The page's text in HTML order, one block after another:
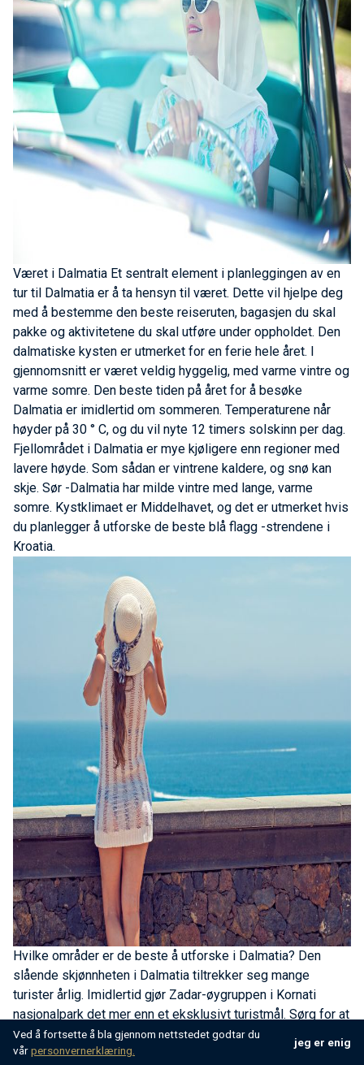
Været i Dalmatia Et sentralt element i planleggingen av en
tur til Dalmatia er å ta hensyn til været. Dette vil hjelpe deg
med å bestemme den beste reiseruten, bagasjen du skal
pakke og aktivitetene du skal utføre under oppholdet. Den
dalmatiske kysten er utmerket for en ferie hele året. I
gjennomsnitt er været veldig hyggelig, med varme vintre og
varme somre. Den beste tiden på året for å besøke
Dalmatia er imidlertid om sommeren. Temperaturene når
høyder på 30 ° C, og du vil nyte 12 timers solskinn per dag.
Fjellområdet i Dalmatia er mye kjøligere enn regioner med
lavere høyde. Som sådan er vintrene kaldere, og snø kan
skje. Sør -Dalmatia har milde vintre med lange, varme
somre. Kystklimaet er Middelhavet, og det er utmerket hvis
du planlegger å utforske de beste blå flagg -strendene i
Kroatia.
Hvilke områder er de beste å utforske i Dalmatia? Den
slående skjønnheten i Dalmatia tiltrekker seg mange
turister årlig. Imidlertid gjør Zadar-øygruppen i Kornati
nasjonalpark det mer enn et eksklusivt turistmål. Sørg for at
du legger til i reiseruten følgende topplasser for å besøke i
Dalmatia, sammen med noen av de beste
kroatiske
Ved å fortsette å bla gjennom nettstedet godtar du
vårpersonvernerklæring.
jeg er enig